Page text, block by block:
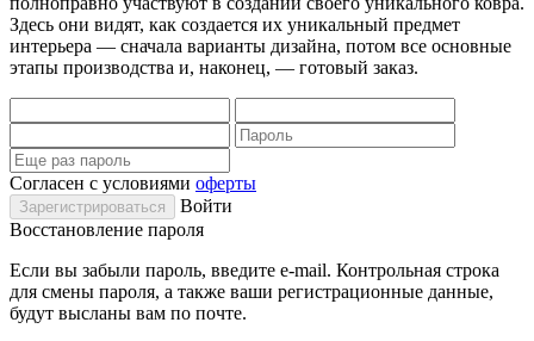
Здесь они видят, как создается их уникальный предмет
интерьера — сначала варианты дизайна, потом все основные
этапы производства и, наконец, — готовый заказ.
Согласен с условиями оферты
Войти
Восстановление пароля
Если вы забыли пароль, введите e-mail. Контрольная строка
для смены пароля, а также ваши регистрационные данные,
будут высланы вам по почте.